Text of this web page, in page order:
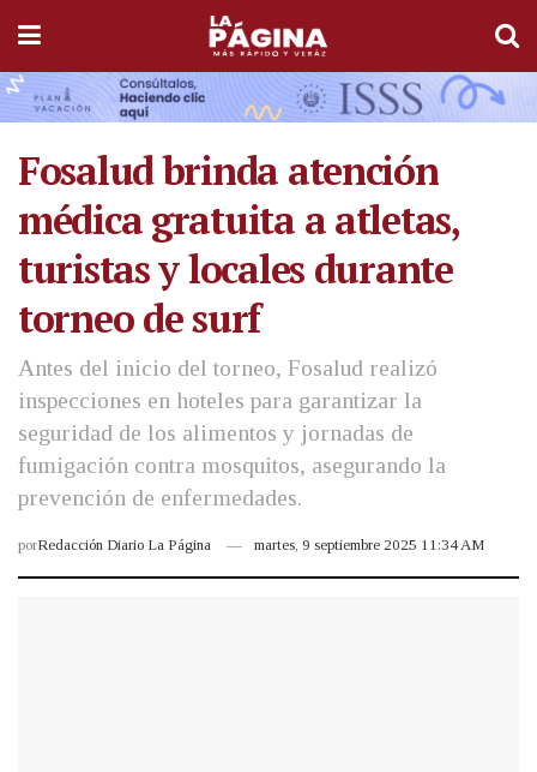
Fosalud brinda atención
médica gratuita a atletas,
turistas y locales durante
torneo de surf
Antes del inicio del torneo, Fosalud realizó
inspecciones en hoteles para garantizar la
seguridad de los alimentos y jornadas de
fumigación contra mosquitos, asegurando la
prevención de enfermedades.
porRedacción Diario La Página martes, 9 septiembre 2025 11:34 AM